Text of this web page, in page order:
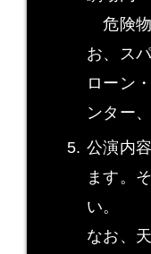
危険物
お、ス
ローン
ンター
公演内
ます。
い。
なお、